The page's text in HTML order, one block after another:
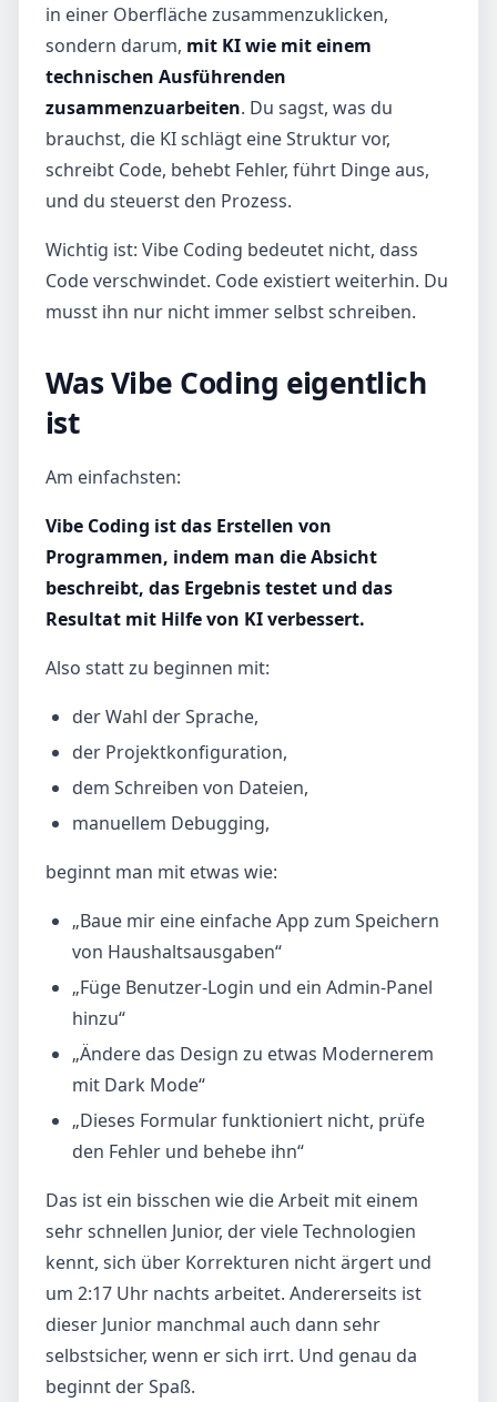
in einer Oberfläche zusammenzuklicken,
sondern darum, mit KI wie mit einem
technischen Ausführenden
zusammenzuarbeiten. Du sagst, was du
brauchst, die KI schlägt eine Struktur vor,
schreibt Code, behebt Fehler, führt Dinge aus,
und du steuerst den Prozess.
Wichtig ist: Vibe Coding bedeutet nicht, dass
Code verschwindet. Code existiert weiterhin. Du
musst ihn nur nicht immer selbst schreiben.
Was Vibe Coding eigentlich
ist
Am einfachsten:
Vibe Coding ist das Erstellen von
Programmen, indem man die Absicht
beschreibt, das Ergebnis testet und das
Resultat mit Hilfe von KI verbessert.
Also statt zu beginnen mit:
der Wahl der Sprache,
der Projektkonfiguration,
dem Schreiben von Dateien,
manuellem Debugging,
beginnt man mit etwas wie:
„Baue mir eine einfache App zum Speichern
von Haushaltsausgaben“
„Füge Benutzer-Login und ein Admin-Panel
hinzu“
„Ändere das Design zu etwas Modernerem
mit Dark Mode“
„Dieses Formular funktioniert nicht, prüfe
den Fehler und behebe ihn“
Das ist ein bisschen wie die Arbeit mit einem
sehr schnellen Junior, der viele Technologien
kennt, sich über Korrekturen nicht ärgert und
um 2:17 Uhr nachts arbeitet. Andererseits ist
dieser Junior manchmal auch dann sehr
selbstsicher, wenn er sich irrt. Und genau da
beginnt der Spaß.